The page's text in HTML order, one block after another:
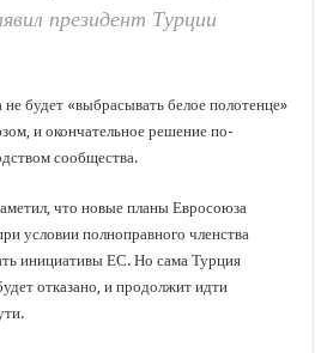
президент Турции
будет «выбрасывать белое полотенце»
и окончательное решение по-
сообщества.
что новые планы Евросоюза
условии полноправного членства
инициативы ЕС. Но сама Турция
отказано, и продолжит идти